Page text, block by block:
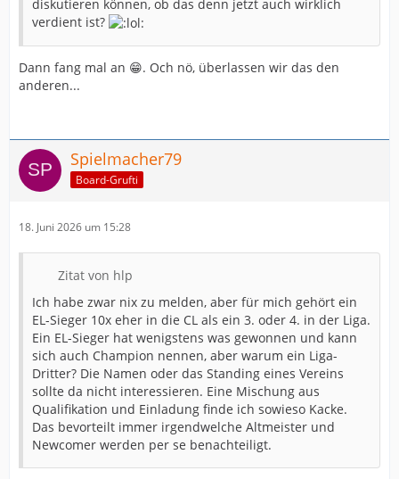
diskutieren können, ob das denn jetzt auch wirklich
verdient ist?
Dann fang mal an 😁. Och nö, überlassen wir das den
anderen...
Spielmacher79
Board-Grufti
18. Juni 2026 um 15:28
Zitat von hlp
Ich habe zwar nix zu melden, aber für mich gehört ein
EL-Sieger 10x eher in die CL als ein 3. oder 4. in der Liga.
Ein EL-Sieger hat wenigstens was gewonnen und kann
sich auch Champion nennen, aber warum ein Liga-
Dritter? Die Namen oder das Standing eines Vereins
sollte da nicht interessieren. Eine Mischung aus
Qualifikation und Einladung finde ich sowieso Kacke.
Das bevorteilt immer irgendwelche Altmeister und
Newcomer werden per se benachteiligt.